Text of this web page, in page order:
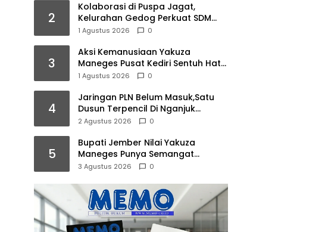
2
Kolaborasi di Puspa Jagat,
Kelurahan Gedog Perkuat SDM
untuk Kelola Potensi Daerah
1 Agustus 2026 0
3
Aksi Kemanusiaan Yakuza
Maneges Pusat Kediri Sentuh Hati,
Berbagi Kasih Bersama Lansia di
1 Agustus 2026 0
4
Jaringan PLN Belum Masuk,Satu
Dusun Terpencil Di Nganjuk
Puluhan Tahun Gelap Gulita
2 Agustus 2026 0
5
Bupati Jember Nilai Yakuza
Maneges Punya Semangat
Kebersamaan, Siap Bersinergi
3 Agustus 2026 0